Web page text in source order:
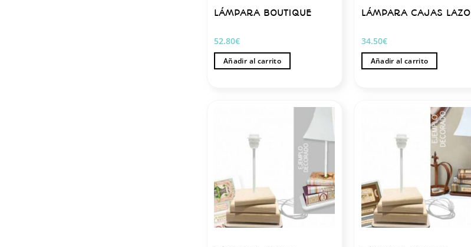
LÁMPARA BOUTIQUE
52.80€
Añadir al carrito
LÁMPARA CAJAS LAZO
34.50€
Añadir al carrito